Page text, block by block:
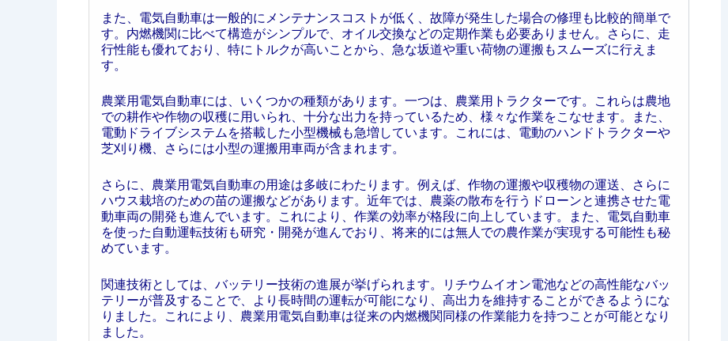
また、電気自動車は一般的にメンテナンスコストが低く、故障が発生した場合の修理も比較的簡単で
す。内燃機関に比べて構造がシンプルで、オイル交換などの定期作業も必要ありません。さらに、走
行性能も優れており、特にトルクが高いことから、急な坂道や重い荷物の運搬もスムーズに行えま
す。
農業用電気自動車には、いくつかの種類があります。一つは、農業用トラクターです。これらは農地
での耕作や作物の収穫に用いられ、十分な出力を持っているため、様々な作業をこなせます。また、
電動ドライブシステムを搭載した小型機械も急増しています。これには、電動のハンドトラクターや
芝刈り機、さらには小型の運搬用車両が含まれます。
さらに、農業用電気自動車の用途は多岐にわたります。例えば、作物の運搬や収穫物の運送、さらに
ハウス栽培のための苗の運搬などがあります。近年では、農薬の散布を行うドローンと連携させた電
動車両の開発も進んでいます。これにより、作業の効率が格段に向上しています。また、電気自動車
を使った自動運転技術も研究・開発が進んでおり、将来的には無人での農作業が実現する可能性も秘
めています。
関連技術としては、バッテリー技術の進展が挙げられます。リチウムイオン電池などの高性能なバッ
テリーが普及することで、より長時間の運転が可能になり、高出力を維持することができるようにな
りました。これにより、農業用電気自動車は従来の内燃機関同様の作業能力を持つことが可能となり
ました。